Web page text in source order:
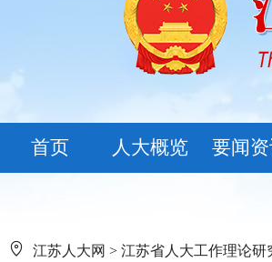
首页 人大概览 要闻
江苏人大网 > 江苏省人大工作理论研